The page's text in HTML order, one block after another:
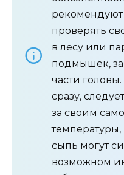
проверять
в лесу или
подмышек,
части
сразу,
за своим
температуры,
сыпь могут
возможном